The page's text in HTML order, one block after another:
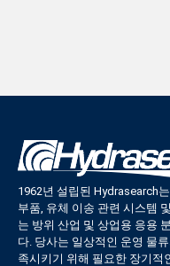
1962년 설립된 Hydrasearch
부품, 유체 이송 관련 시스템
는 방위 산업 및 상업용 응용
다. 당사는 일상적인 운영 물
족시키기 위해 필요한 장기적